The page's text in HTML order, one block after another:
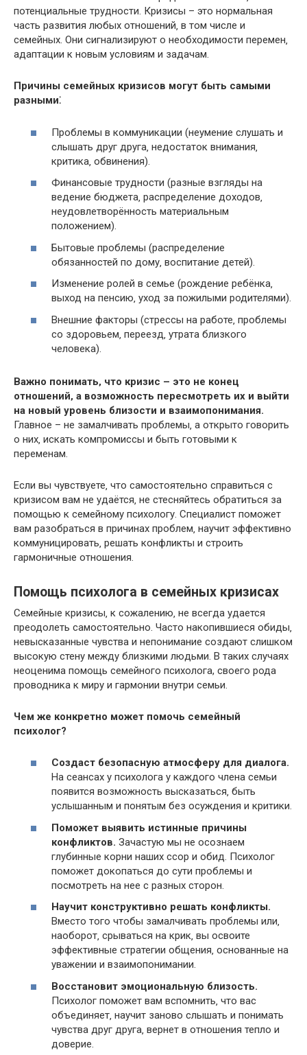
потенциальные трудности.​ Кризисы – это нормальная
часть развития любых отношений‚ в том числе и
семейных. Они сигнализируют о необходимости перемен‚
адаптации к новым условиям и задачам.​
Причины семейных кризисов могут быть самыми
разными⁚
Проблемы в коммуникации (неумение слушать и
слышать друг друга‚ недостаток внимания‚
критика‚ обвинения).
Финансовые трудности (разные взгляды на
ведение бюджета‚ распределение доходов‚
неудовлетворённость материальным
положением).​
Бытовые проблемы (распределение
обязанностей по дому‚ воспитание детей).​
Изменение ролей в семье (рождение ребёнка‚
выход на пенсию‚ уход за пожилыми родителями).​
Внешние факторы (стрессы на работе‚ проблемы
со здоровьем‚ переезд‚ утрата близкого
человека).​
Важно понимать‚ что кризис – это не конец
отношений‚ а возможность пересмотреть их и выйти
на новый уровень близости и взаимопонимания.​
Главное – не замалчивать проблемы‚ а открыто говорить
о них‚ искать компромиссы и быть готовыми к
переменам.​
Если вы чувствуете‚ что самостоятельно справиться с
кризисом вам не удаётся‚ не стесняйтесь обратиться за
помощью к семейному психологу.​ Специалист поможет
вам разобраться в причинах проблем‚ научит эффективно
коммуницировать‚ решать конфликты и строить
гармоничные отношения.​
Помощь психолога в семейных кризисах
Семейные кризисы‚ к сожалению‚ не всегда удается
преодолеть самостоятельно.​ Часто накопившиеся обиды‚
невысказанные чувства и непонимание создают слишком
высокую стену между близкими людьми.​ В таких случаях
неоценима помощь семейного психолога, своего рода
проводника к миру и гармонии внутри семьи.​
Чем же конкретно может помочь семейный
психолог?​
Создаст безопасную атмосферу для диалога.​
На сеансах у психолога у каждого члена семьи
появится возможность высказаться‚ быть
услышанным и понятым без осуждения и критики.​
Поможет выявить истинные причины
конфликтов.​ Зачастую мы не осознаем
глубинные корни наших ссор и обид. Психолог
поможет докопаться до сути проблемы и
посмотреть на нее с разных сторон.
Научит конструктивно решать конфликты.
Вместо того чтобы замалчивать проблемы или‚
наоборот‚ срываться на крик‚ вы освоите
эффективные стратегии общения‚ основанные на
уважении и взаимопонимании.​
Восстановит эмоциональную близость.​
Психолог поможет вам вспомнить‚ что вас
объединяет‚ научит заново слышать и понимать
чувства друг друга‚ вернет в отношения тепло и
доверие.